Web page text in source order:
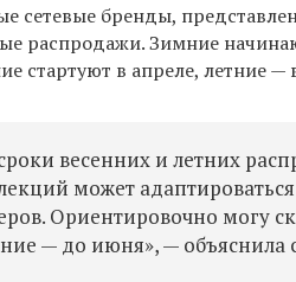
сетевые бренды,
распродажи. Зимние
стартуют в апреле, летние
весенних и летних
может
Ориентировочно могу
— до июня», — объяснила